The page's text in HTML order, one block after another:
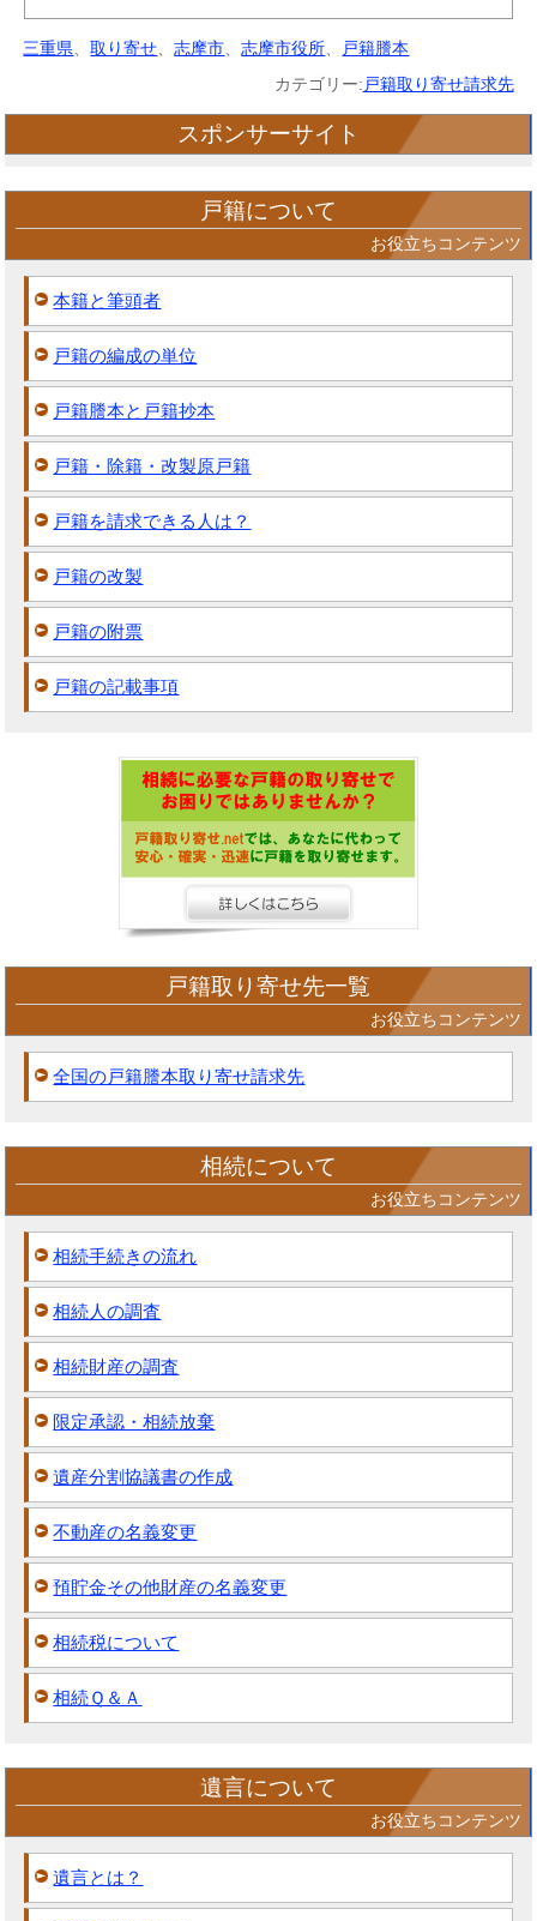
三重県 、取り寄せ 、志摩市 、志摩市役所
戸籍謄本
カテゴリー: 戸籍取り寄せ請求先
スポンサーサイト
戸籍について
お役立ちコンテンツ
本籍と筆頭者
戸籍の編成の単位
戸籍謄本と戸籍抄本
戸籍・除籍・改製原戸籍
戸籍を請求できる人は？
戸籍の改製
戸籍の附票
戸籍の記載事項
戸籍取り寄せ先一覧
お役立ちコンテンツ
全国の戸籍謄本取り寄せ請求先
相続について
お役立ちコンテンツ
相続手続きの流れ
相続人の調査
相続財産の調査
限定承認・相続放棄
遺産分割協議書の作成
不動産の名義変更
預貯金その他財産の名義変更
相続税について
相続Ｑ＆Ａ
遺言について
お役立ちコンテンツ
遺言とは？